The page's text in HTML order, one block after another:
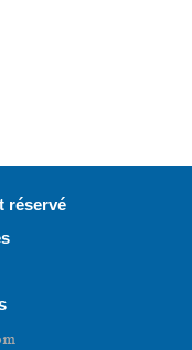
réservé